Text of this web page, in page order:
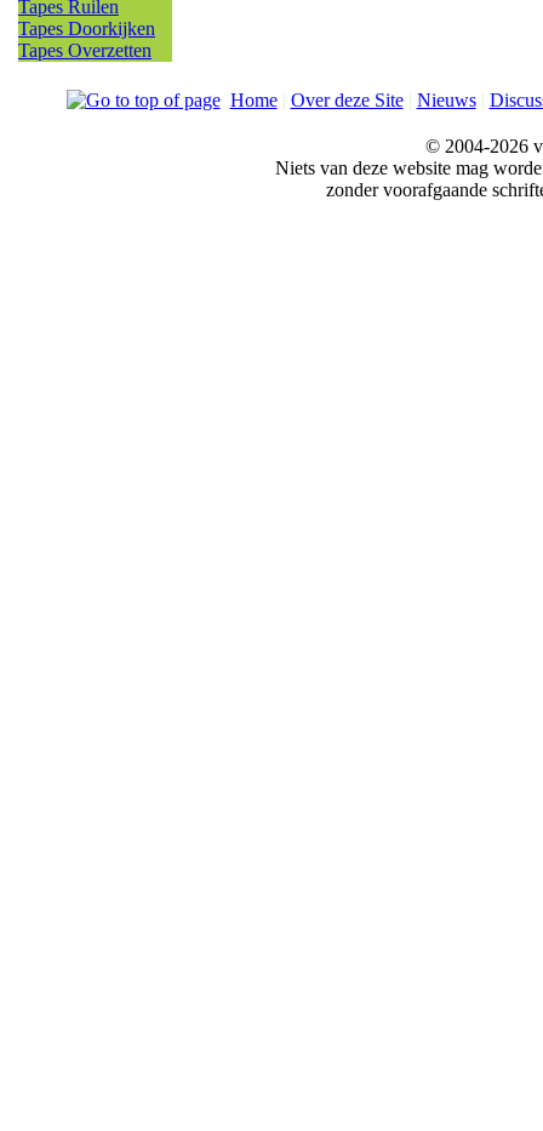
Tapes Ruilen
Tapes Doorkijken
Tapes Overzetten
Home| Over deze Site| Nieuws|
© 2004-2026
Niets van deze website mag
zonder voorafgaande